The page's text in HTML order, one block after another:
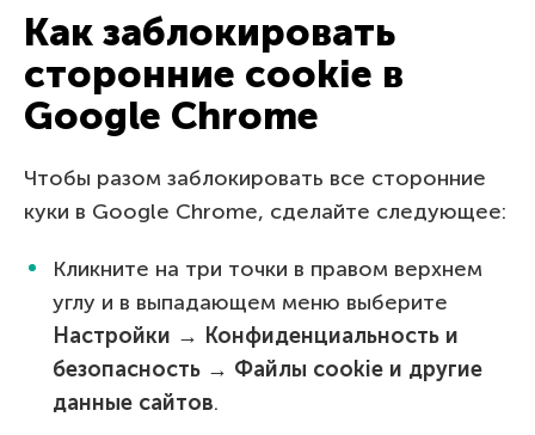
Как заблокировать
сторонние cookie в
Google Chrome
Чтобы разом заблокировать все сторонние
куки в Google Chrome, сделайте следующее:
Кликните на три точки в правом верхнем
углу и в выпадающем меню выберите
Настройки → Конфиденциальность и
безопасность → Файлы cookie и другие
данные сайтов.